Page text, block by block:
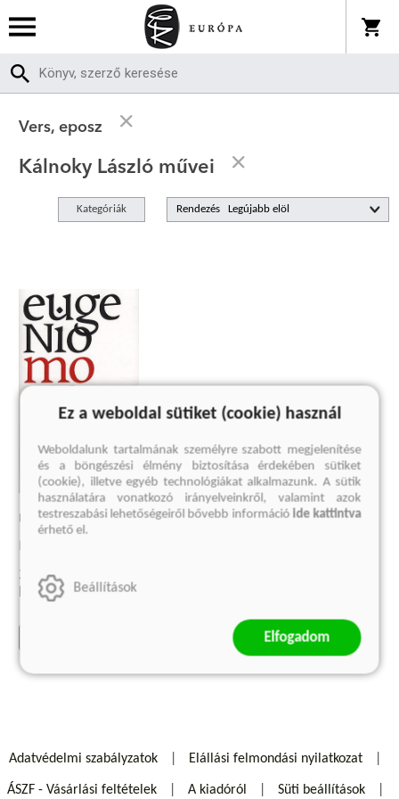
Vers, eposz
Kálnoky László művei
Kategóriák Rendezés
EUGENIO MONTALE VERSEI
2 993 Ft
Eredeti ár:3 990 Ft
Adatvédelmi szabályzatok Elállási felmondási nyilatkozat
ÁSZF - Vásárlási feltételek A kiadóról Süti beállítások
Ez a weboldal sütiket (cookie) használ
Weboldalunk tartalmának személyre szabott megjelenítése
és a böngészési élmény biztosítása érdekében sütiket
(cookie), illetve egyéb technológiákat alkalmazunk. A sütik
használatára vonatkozó irányelveinkről, valamint azok
testreszabási lehetőségeiről bővebb információ ide kattintva
érhető el.
Beállítások
Elfogadom